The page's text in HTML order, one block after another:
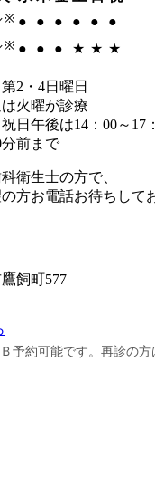
※ ● ● ● ● ●
●
※ ● ● ● ★ ★ ★
2・4日曜日
火曜が診療
日午後は14：00～17
前まで
衛生士の方で、
方お電話お待ちして
飼町577
予約可能です。再診の方